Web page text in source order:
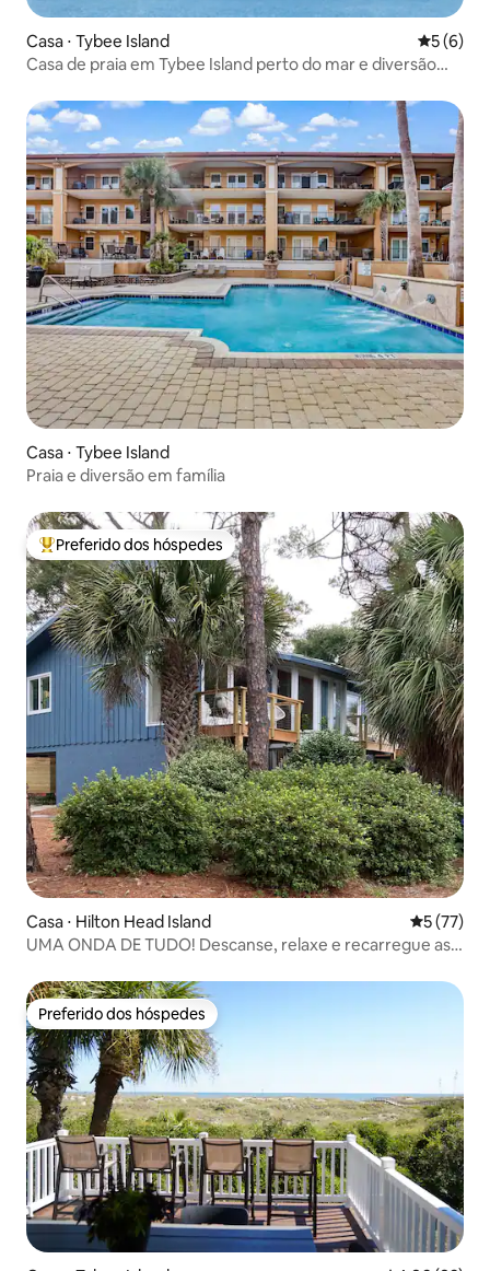
Casa ⋅ Tybee Island 5 de
5 (6)
Casa de praia em Tybee Island perto do mar e diversão
Casa ⋅ Tybee Island
Praia e diversão em família
Entre os melhores preferidos dos hóspedes
Preferido dos hóspedes
Casa ⋅ Hilton Head Island 5 de uma
5 (77)
UMA ONDA DE TUDO! Descanse, relaxe e recarregue as
Preferido dos hóspedes
Preferido dos hóspedes